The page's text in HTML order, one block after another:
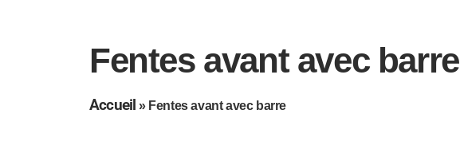
Fentes avant avec barre
Accueil » Fentes avant avec barre